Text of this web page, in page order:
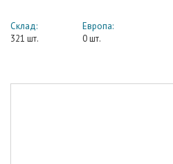
Склад:
321 шт.
Европа:
0 шт.